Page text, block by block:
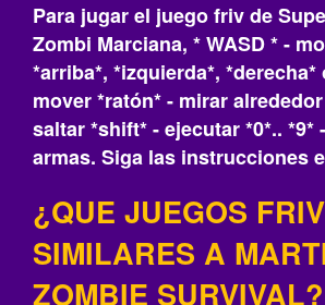
Para jugar el juego friv de
Zombi Marciana, * WASD * -
*arriba*, *izquierda*, *derecha*
mover *ratón* - mirar
saltar *shift* - ejecutar *0*.. *9*
armas. Siga las instrucciones
¿QUE JUEGOS
SIMILARES A
ZOMBIE SURVIVAL?